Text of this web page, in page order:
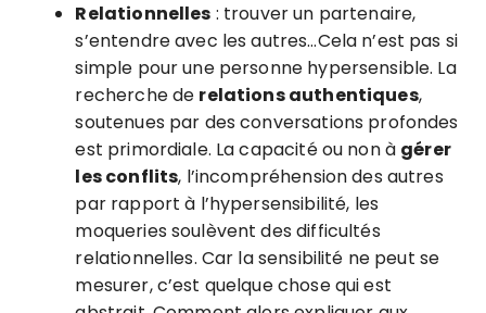
Relationnelles : trouver un partenaire,
s’entendre avec les autres…Cela n’est pas si
simple pour une personne hypersensible. La
recherche de relations authentiques,
soutenues par des conversations profondes
est primordiale. La capacité ou non à gérer
les conflits, l’incompréhension des autres
par rapport à l’hypersensibilité, les
moqueries soulèvent des difficultés
relationnelles. Car la sensibilité ne peut se
mesurer, c’est quelque chose qui est